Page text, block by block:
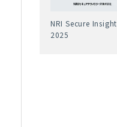
NRI Secure Insight
2025